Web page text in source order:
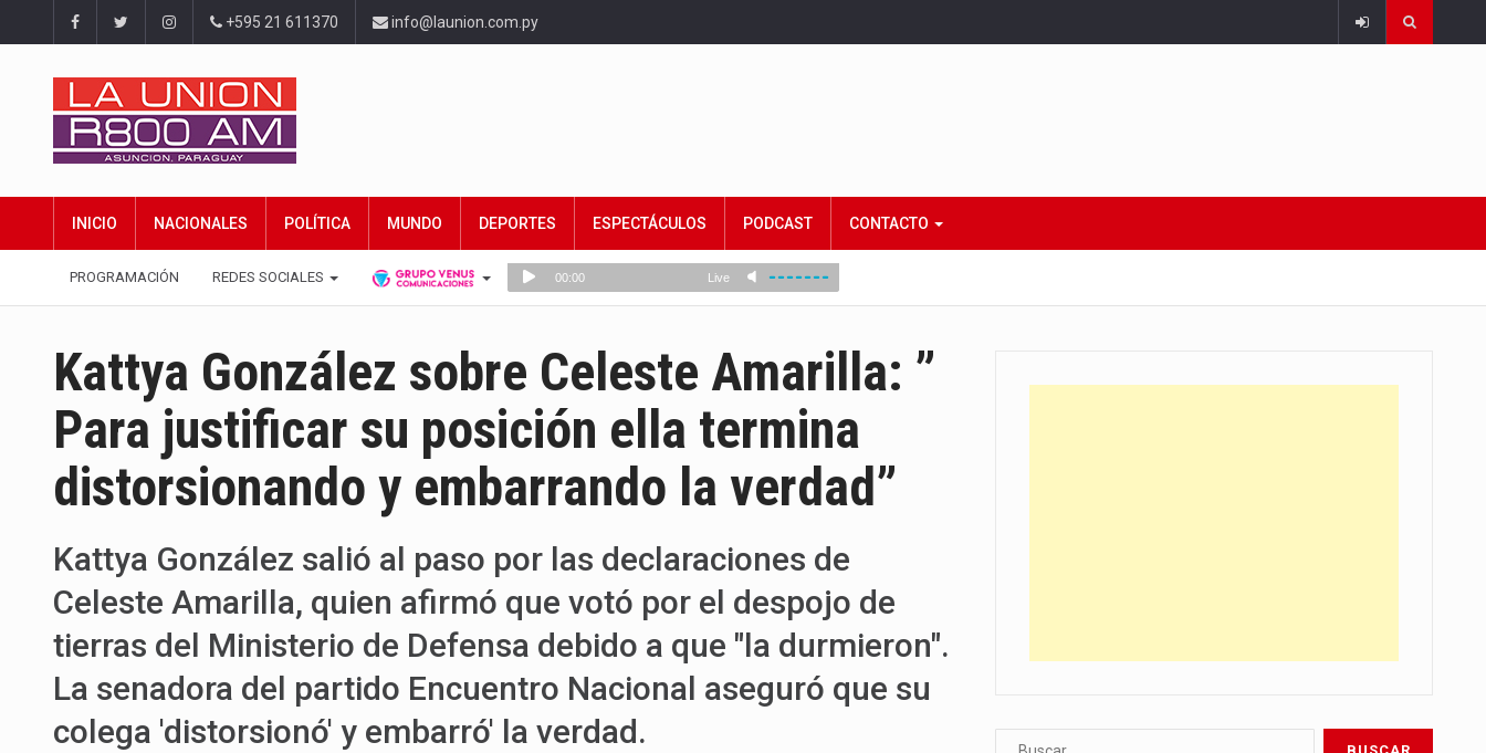
+595 21 611370 info@launion.com.py
INICIO NACIONALES POLÍTICA MUNDO DEPORTES ESPECTÁCULOS PODCAST CONTACTO
PROGRAMACIÓN REDES SOCIALES
Kattya González sobre Celeste Amarilla: ”
Para justificar su posición ella termina
distorsionando y embarrando la verdad”
Kattya González salió al paso por las declaraciones de
Celeste Amarilla, quien afirmó que votó por el despojo de
tierras del Ministerio de Defensa debido a que "la durmieron".
La senadora del partido Encuentro Nacional aseguró que su
colega 'distorsionó' y embarró' la verdad.